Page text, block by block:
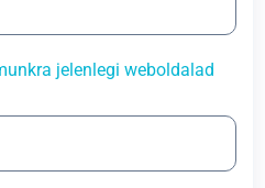
jelenlegi weboldalad